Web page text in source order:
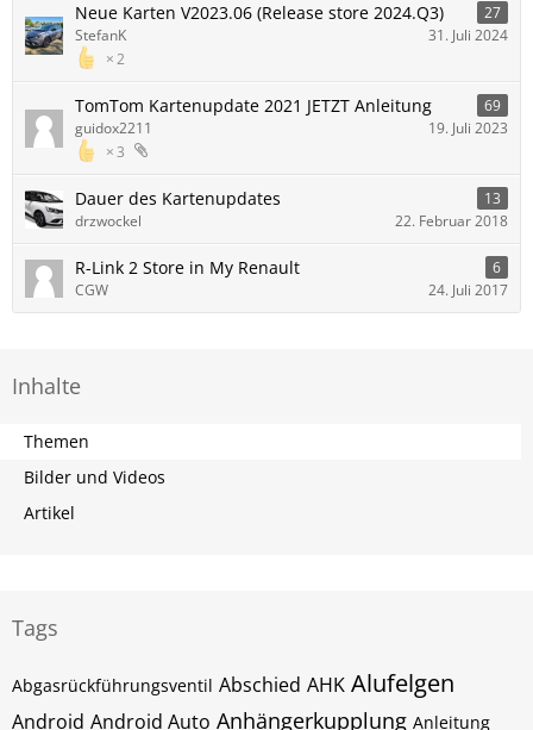
Neue Karten V2023.06 (Release store 2024.Q3) 27
2
StefanK 31. Juli 2024
TomTom Kartenupdate 2021 JETZT Anleitung 69
3
guidox2211 19. Juli 2023
Dauer des Kartenupdates
13
drzwockel
22. Februar 2018
R-Link 2 Store in My Renault
6
CGW
24. Juli 2017
Inhalte
Themen
Bilder und Videos
Artikel
Tags
Abgasrückführungsventil Abschied AHK Alufelgen
Android Android Auto Anhängerkupplung Anleitung